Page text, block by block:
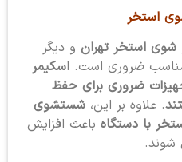
استخر
استخر تهرانو دیگر
مناسب ضروری است. اسکیمر
ضروری برای حفظ
. علاوه بر این، شستشوی
با دستگاهباعث افزایش